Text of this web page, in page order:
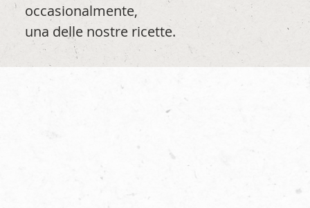
occasionalmente,
una delle nostre ricette.